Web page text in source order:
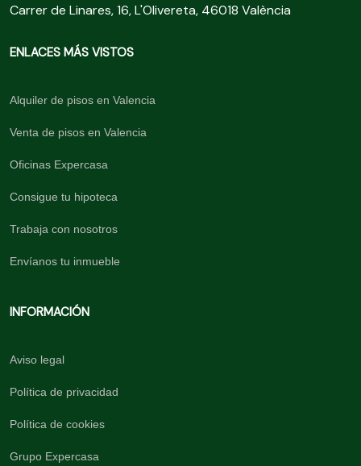
Carrer de Linares, 16, L'Olivereta, 46018 València
ENLACES MÁS VISTOS
Alquiler de pisos en Valencia
Venta de pisos en Valencia
Oficinas Expercasa
Consigue tu hipoteca
Trabaja con nosotros
Envíanos tu inmueble
INFORMACIÓN
Aviso legal
Política de privacidad
Política de cookies
Grupo Expercasa